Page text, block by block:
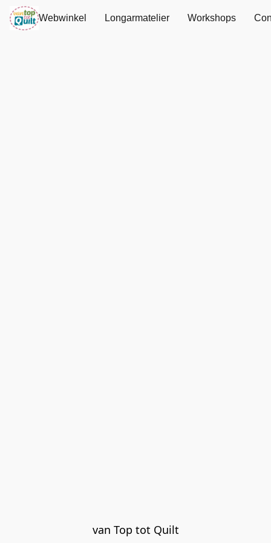
Webwinkel Longarmatelier Workshops
van Top tot Quilt